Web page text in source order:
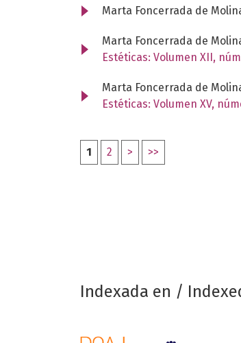
Marta Foncerrada de
Marta Foncerrada de
Estéticas: Volumen XII,
Marta Foncerrada de
Estéticas: Volumen XV,
1 2 > >>
Indexada en /